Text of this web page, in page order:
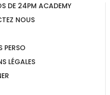
DE 24PM ACADEMY
NOUS
PERSO
LÉGALES